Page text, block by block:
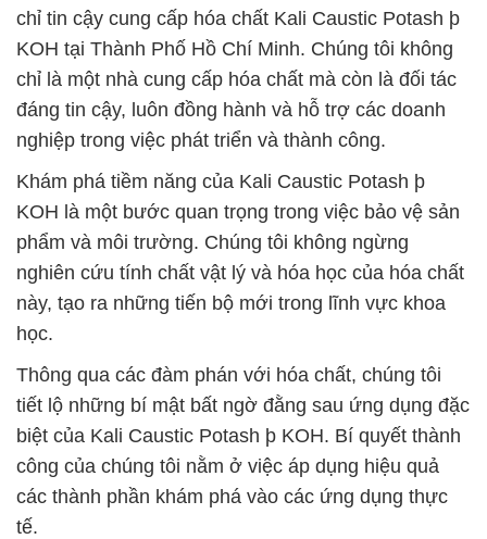
chỉ tin cậy cung cấp hóa chất Kali Caustic Potash þ
KOH tại Thành Phố Hồ Chí Minh. Chúng tôi không
chỉ là một nhà cung cấp hóa chất mà còn là đối tác
đáng tin cậy, luôn đồng hành và hỗ trợ các doanh
nghiệp trong việc phát triển và thành công.
Khám phá tiềm năng của Kali Caustic Potash þ
KOH là một bước quan trọng trong việc bảo vệ sản
phẩm và môi trường. Chúng tôi không ngừng
nghiên cứu tính chất vật lý và hóa học của hóa chất
này, tạo ra những tiến bộ mới trong lĩnh vực khoa
học.
Thông qua các đàm phán với hóa chất, chúng tôi
tiết lộ những bí mật bất ngờ đằng sau ứng dụng đặc
biệt của Kali Caustic Potash þ KOH. Bí quyết thành
công của chúng tôi nằm ở việc áp dụng hiệu quả
các thành phần khám phá vào các ứng dụng thực
tế.